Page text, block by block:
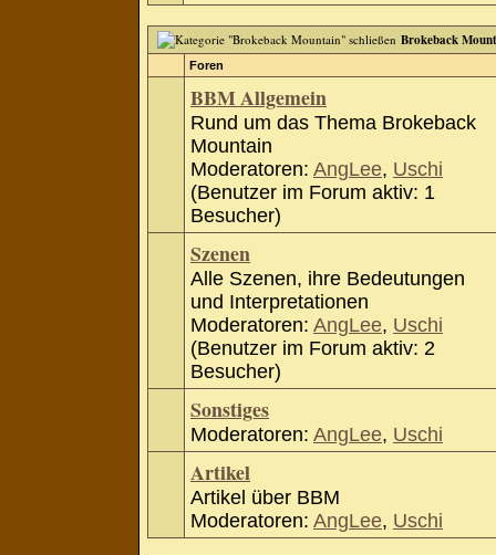
Brokeback
Foren
BBM Allgemein
Rund um das Thema Brokeback
Mountain
Moderatoren: AngLee, Uschi
(Benutzer im Forum aktiv: 1
Besucher)
Szenen
Alle Szenen, ihre Bedeutungen
und Interpretationen
Moderatoren: AngLee, Uschi
(Benutzer im Forum aktiv: 2
Besucher)
Sonstiges
Moderatoren: AngLee, Uschi
Artikel
Artikel über BBM
Moderatoren: AngLee, Uschi